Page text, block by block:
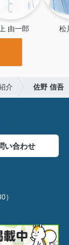
由一郎 松
介 佐野 信吾
い合わせ
）